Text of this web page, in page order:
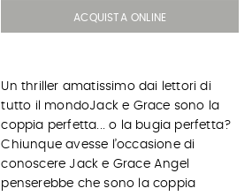
ACQUISTA ONLINE
Un thriller amatissimo dai lettori di
tutto il mondoJack e Grace sono la
coppia perfetta... o la bugia perfetta?
Chiunque avesse l’occasione di
conoscere Jack e Grace Angel
penserebbe che sono la coppia